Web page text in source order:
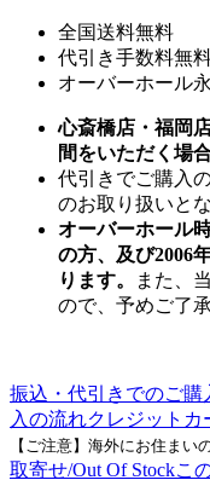
全国送料無料
代引き手数料無
オーバーホール
心斎橋店・福岡
間をいただく場
代引きでご購入
のお取り扱いと
オーバーホール
の方、及び2006
ります。
また、
ので、予めご了
振込・代引きでのご購
入の流れクレジット
【ご注意】海外にお住まい
取寄せ/Out Of Stockこ